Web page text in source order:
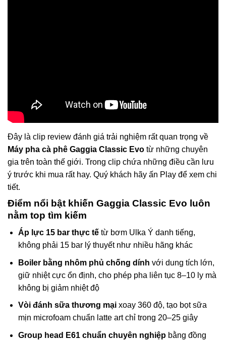
Đây là clip review đánh giá trải nghiệm rất quan trọng về
Máy pha cà phê Gaggia Classic Evo từ những chuyên
gia trên toàn thế giới. Trong clip chứa những điều cần lưu
ý trước khi mua rất hay. Quý khách hãy ấn Play để xem chi
tiết.
Điểm nổi bật khiến Gaggia Classic Evo luôn
nằm top tìm kiếm
Áp lực 15 bar thực tếtừ bơm Ulka Ý danh tiếng,
không phải 15 bar lý thuyết như nhiều hãng khác
Boiler bằng nhôm phủ chống dính với dung tích lớn,
giữ nhiệt cực ổn định, cho phép pha liên tục 8–10 ly mà
không bị giảm nhiệt độ
Vòi đánh sữa thương mạixoay 360 độ, tạo bọt sữa
mịn microfoam chuẩn latte art chỉ trong 20–25 giây
Group head E61 chuẩn chuyên nghiệpbằng đồng